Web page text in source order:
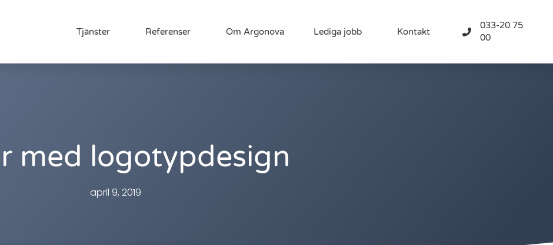
Tjänster Referenser Om Argonova Lediga jobb Kontakt
033-20 75
00
med logotypdesign
april 9, 2019